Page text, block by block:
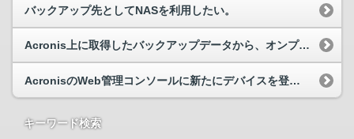
バックアップ先としてNASを利用したい。
Acronis上に取得したバックアップデータから、オンプレの物理サーバーに対してパーティション単位での復元は可能ですか。
AcronisのWeb管理コンソールに新たにデバイスを登録した際に、以前登録したデバイスが持っているバックアップデータを新しく登録したデバイスにリストアしたい。
キーワード検索